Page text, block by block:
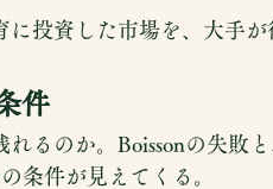
投資した市場を、大手
件
るのか。Boissonの失敗
条件が見えてくる。